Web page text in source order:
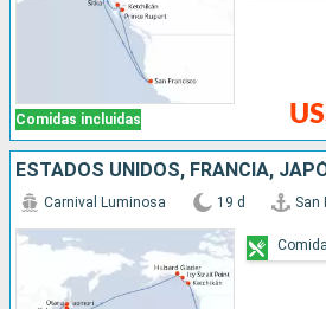
Comidas incluidas
ESTADOS UNIDOS, FRANCIA,
Carnival Luminosa 19 d San